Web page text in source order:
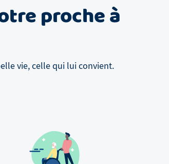
proche à
vie, celle qui lui convient.